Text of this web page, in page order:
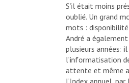
S’il était moins
oublié. Un grand
mots :
André a
plusieurs années:
l’informatisation
attente et même
l’Index annuel, par